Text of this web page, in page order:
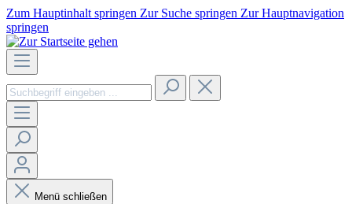
Zum Hauptinhalt springen Zur Suche springen Zur Hauptnavigation
springen
Menü schließen